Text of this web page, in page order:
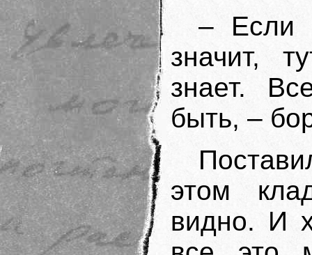
– Если
значит,
знает.
быть, –
этом
видно. И